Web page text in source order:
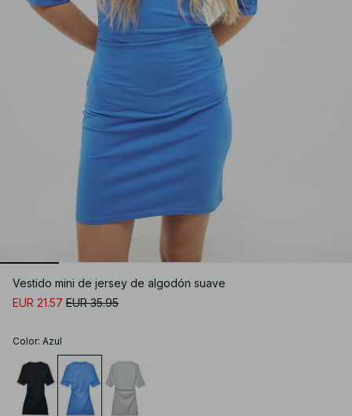
Vestido mini de jersey de algodón suave
EUR 21.57 EUR 35.95
Color: Azul